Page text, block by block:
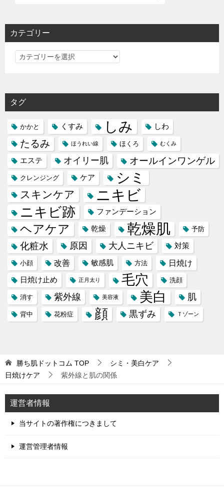
シカテゴリー
カ
リ
ー
タグ
かかと くすみ しみ しわ
たるみ ほうれい線 ほくろ むくみ
エステ オイリー肌 オールインワンゲル
クレンジング ケア シミ
スキンケア ニキビ
ニキビ跡 ファンデーション
ヘアケア 乾燥 乾燥肌 予防
化粧水 原因 大人ニキビ 対策
小顔 改善 敏感肌 方法 日焼け
日焼け止め 正月太り 毛穴 洗顔
消す 紫外線 美容液 美白 肌
背中 花粉症 顔 黒ずみ Ｔゾーン
勝ち肌ドットコム TOP
シミ・美白ケア
日焼けケア
紫外線と肌の関係
運営者情報
当サイトの著作権につきまして
運営管理者情報